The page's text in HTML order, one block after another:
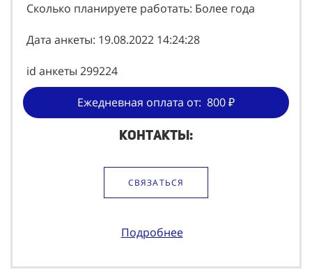
Сколько планируете работать: Более года
Дата анкеты: 19.08.2022 14:24:28
id анкеты 299224
Ежедневная оплата от: 800 ₽
Контакты:
СВЯЗАТЬСЯ
Подробнее